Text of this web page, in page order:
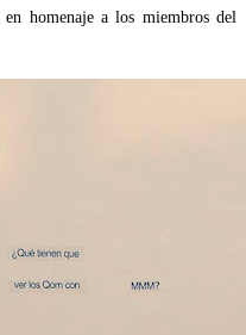
homenaje a los miembros del